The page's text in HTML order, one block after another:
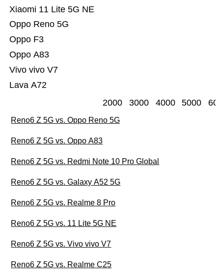
Lava A72
Vivo vivo V7
Oppo A83
Oppo F3
Oppo Reno 5G
Xiaomi 11 Lite 5G NE
2000 3000 4000 5000
Reno6 Z 5G vs. Oppo Reno 5G
Reno6 Z 5G vs. Oppo A83
Reno6 Z 5G vs. Redmi Note 10 Pro Global
Reno6 Z 5G vs. Galaxy A52 5G
Reno6 Z 5G vs. Realme 8 Pro
Reno6 Z 5G vs. 11 Lite 5G NE
Reno6 Z 5G vs. Vivo vivo V7
Reno6 Z 5G vs. Realme C25